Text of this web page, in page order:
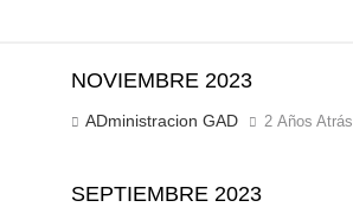
NOVIEMBRE 2023
ADministracion GAD 2 Años Atrás
SEPTIEMBRE 2023